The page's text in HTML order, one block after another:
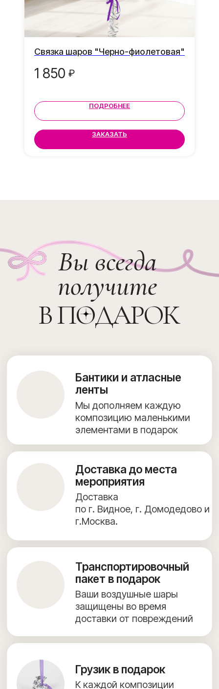
Связка шаров "Черно-фиолетовая"
1 850 ₽
ПОДРОБНЕЕ
ЗАКАЗАТЬ
К каждой композиции
Грузик в подарок
доставки от повреждений
Ваши отзывы
КАТАЛОГ ВОЗДУШНЫХ ШАРОВ
ДОСТАВКА И ОПЛАТА
ПОЛЕЗНОЕ
КОНТАКТЫ
+7 (967) 271-77-21
г. Видное, Олимпийская улица, 6, 9 этаж, помещение 82
Согласие на обработку персональных данных
ОБО МНЕ